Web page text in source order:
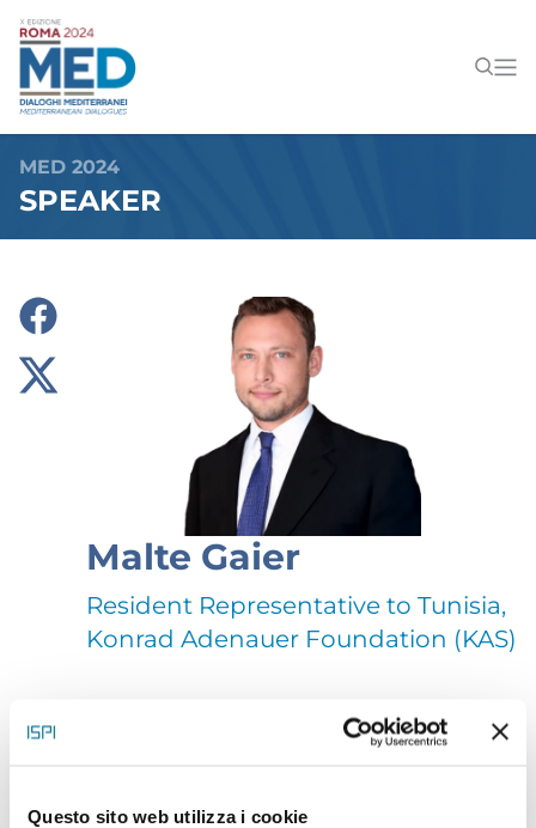
Questo sito web utilizza i cookie
MED 2024
SPEAKER
Malte Gaier
Resident Representative to Tunisia,
Konrad Adenauer Foundation (KAS)
Malte Gaier is Resident Representative to Tunisiaof
at the University of Erfurt in Germany.